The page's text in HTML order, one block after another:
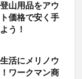
山用品をアウ
ト価格で安く手
う！
活にメリノウ
ワークマン商